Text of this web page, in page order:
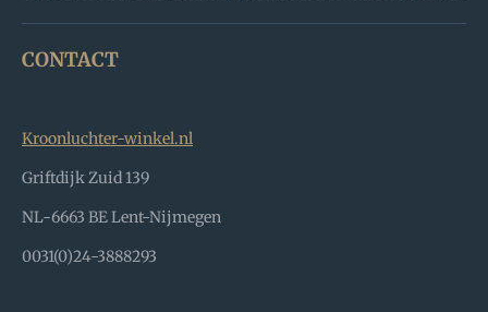
CONTACT
Kroonluchter-winkel.nl
Griftdijk Zuid 139
NL-6663 BE Lent-Nijmegen
0031(0)24-3888293